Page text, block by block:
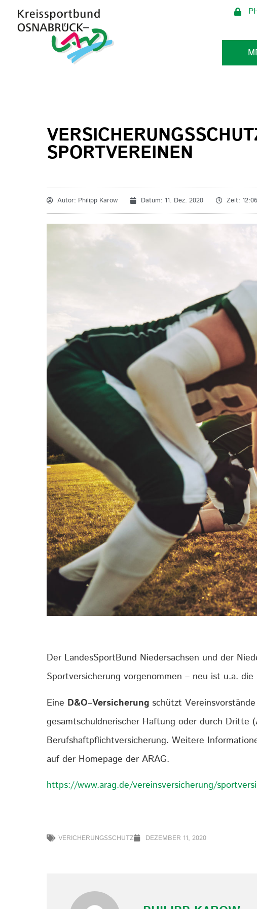
SPORTVEREINEN
Autor: Philipp Karow Datum: 11. Dez. 2020 Zeit: 12:06
Der LandesSportBund Niedersachsen und der
Sportversicherung vorgenommen – neu ist u.a. die
Eine D&O–Versicherung schützt
gesamtschuldnerischer Haftung oder durch Dritte
Berufshaftpflichtversicherung. Weitere
auf der Homepage der ARAG.
https://www.arag.de/vereinsversicherung/
VERICHERUNGSSCHUTZ DEZEMBER 11, 2020